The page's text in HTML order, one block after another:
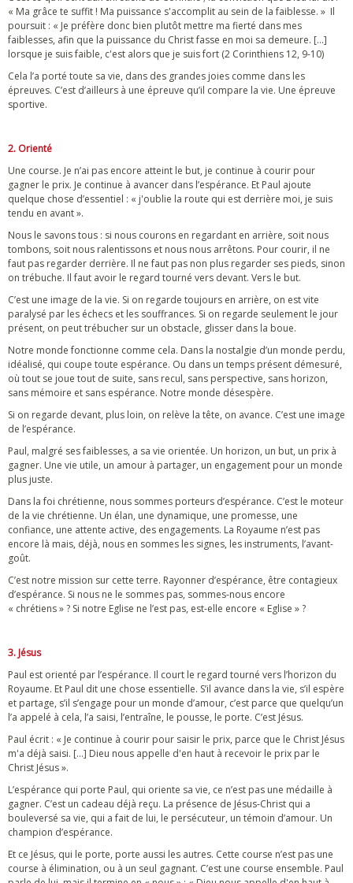
« Ma grâce te suffit ! Ma puissance s'accomplit au sein de la faiblesse. » Il
poursuit : « Je préfère donc bien plutôt mettre ma fierté dans mes
faiblesses, afin que la puissance du Christ fasse en moi sa demeure. […]
lorsque je suis faible, c'est alors que je suis fort (2 Corinthiens 12, 9-10)
Cela l’a porté toute sa vie, dans des grandes joies comme dans les
épreuves. C’est d’ailleurs à une épreuve qu’il compare la vie. Une épreuve
sportive.
2. Orienté
Une course. Je n’ai pas encore atteint le but, je continue à courir pour
gagner le prix. Je continue à avancer dans l’espérance. Et Paul ajoute
quelque chose d’essentiel : « j'oublie la route qui est derrière moi, je suis
tendu en avant ».
Nous le savons tous : si nous courons en regardant en arrière, soit nous
tombons, soit nous ralentissons et nous nous arrêtons. Pour courir, il ne
faut pas regarder derrière. Il ne faut pas non plus regarder ses pieds, sinon
on trébuche. Il faut avoir le regard tourné vers devant. Vers le but.
C’est une image de la vie. Si on regarde toujours en arrière, on est vite
paralysé par les échecs et les souffrances. Si on regarde seulement le jour
présent, on peut trébucher sur un obstacle, glisser dans la boue.
Notre monde fonctionne comme cela. Dans la nostalgie d’un monde perdu,
idéalisé, qui coupe toute espérance. Ou dans un temps présent démesuré,
où tout se joue tout de suite, sans recul, sans perspective, sans horizon,
sans mémoire et sans espérance. Notre monde désespère.
Si on regarde devant, plus loin, on relève la tête, on avance. C’est une image
de l’espérance.
Paul, malgré ses faiblesses, a sa vie orientée. Un horizon, un but, un prix à
gagner. Une vie utile, un amour à partager, un engagement pour un monde
plus juste.
Dans la foi chrétienne, nous sommes porteurs d’espérance. C’est le moteur
de la vie chrétienne. Un élan, une dynamique, une promesse, une
confiance, une attente active, des engagements. La Royaume n’est pas
encore là mais, déjà, nous en sommes les signes, les instruments, l’avant-
goût.
C’est notre mission sur cette terre. Rayonner d’espérance, être contagieux
d’espérance. Si nous ne le sommes pas, sommes-nous encore
« chrétiens » ? Si notre Eglise ne l’est pas, est-elle encore « Eglise » ?
3. Jésus
Paul est orienté par l’espérance. Il court le regard tourné vers l’horizon du
Royaume. Et Paul dit une chose essentielle. S’il avance dans la vie, s’il espère
et partage, s’il s’engage pour un monde d’amour, c’est parce que quelqu’un
l’a appelé à cela, l’a saisi, l’entraîne, le pousse, le porte. C’est Jésus.
Paul écrit : « Je continue à courir pour saisir le prix, parce que le Christ Jésus
m'a déjà saisi. […] Dieu nous appelle d'en haut à recevoir le prix par le
Christ Jésus ».
L’espérance qui porte Paul, qui oriente sa vie, ce n’est pas une médaille à
gagner. C’est un cadeau déjà reçu. La présence de Jésus-Christ qui a
bouleversé sa vie, qui a fait de lui, le persécuteur, un témoin d’amour. Un
champion d’espérance.
Et ce Jésus, qui le porte, porte aussi les autres. Cette course n’est pas une
course à élimination, ou à un seul gagnant. C’est une course ensemble. Paul